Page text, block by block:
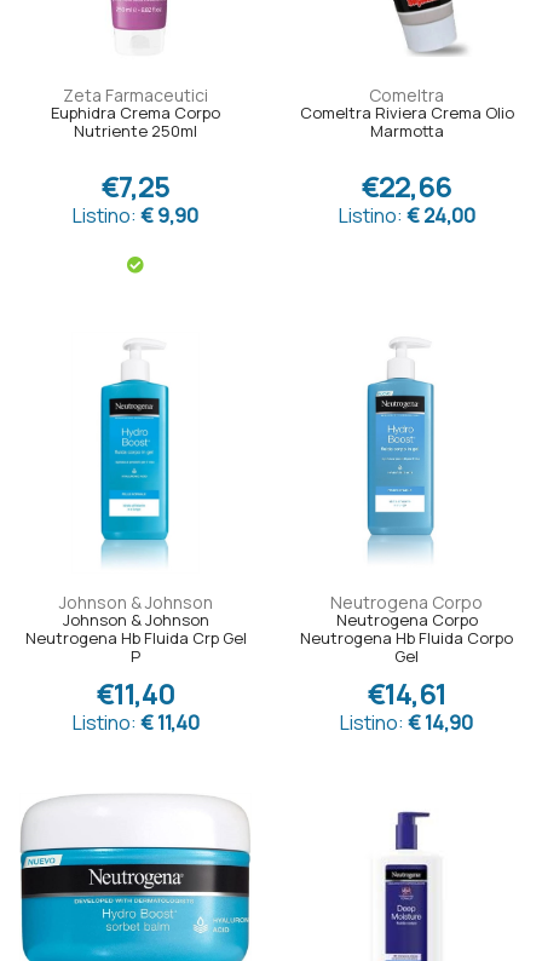
Zeta Farmaceutici
Euphidra Crema Corpo
Nutriente 250ml
€7,25
Listino: € 9,90
Comeltra
Comeltra Riviera Crema Olio
Marmotta
€22,66
Listino: € 24,00
Johnson & Johnson
Johnson & Johnson
Neutrogena Hb Fluida Crp Gel
P
€11,40
Listino: € 11,40
Neutrogena Corpo
Neutrogena Corpo
Neutrogena Hb Fluida Corpo
Gel
€14,61
Listino: € 14,90